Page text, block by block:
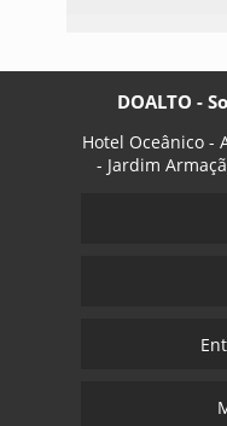
DOALTO -
Hotel Oceânico -
- Jardim